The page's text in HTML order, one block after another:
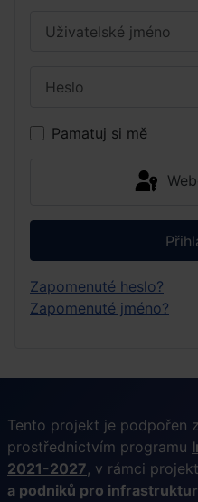
Pamatuj si mě
Zapomenuté heslo?
Zapomenuté jméno?
Tento projekt je podpořen
prostřednictvím programu
2021-2027, v rámci
a podniků pro